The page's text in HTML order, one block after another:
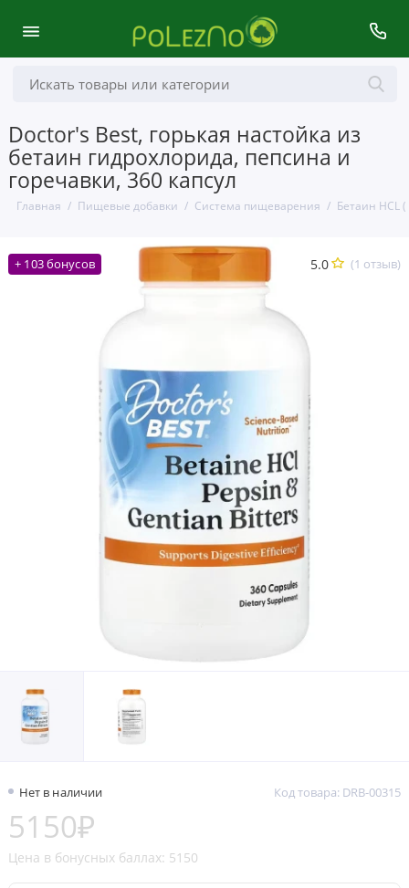
Doctor's Best, горькая настойка из
бетаин гидрохлорида, пепсина и
горечавки, 360 капсул
Главная Пищевые добавки Система пищеварения Бетаин HCL
+ 103 бонусов 5.0 (1 отзыв)
Нет в наличии Код товара: DRB-00315
5150₽
Цена в бонусных баллах: 5150